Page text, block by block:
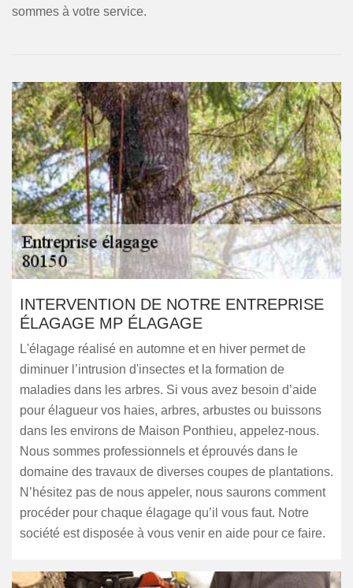
sommes à votre service.
INTERVENTION DE NOTRE ENTREPRISE
ÉLAGAGE MP ÉLAGAGE
L'élagage réalisé en automne et en hiver permet de
diminuer l’intrusion d'insectes et la formation de
maladies dans les arbres. Si vous avez besoin d’aide
pour élagueur vos haies, arbres, arbustes ou buissons
dans les environs de Maison Ponthieu, appelez-nous.
Nous sommes professionnels et éprouvés dans le
domaine des travaux de diverses coupes de plantations.
N’hésitez pas de nous appeler, nous saurons comment
procéder pour chaque élagage qu’il vous faut. Notre
société est disposée à vous venir en aide pour ce faire.